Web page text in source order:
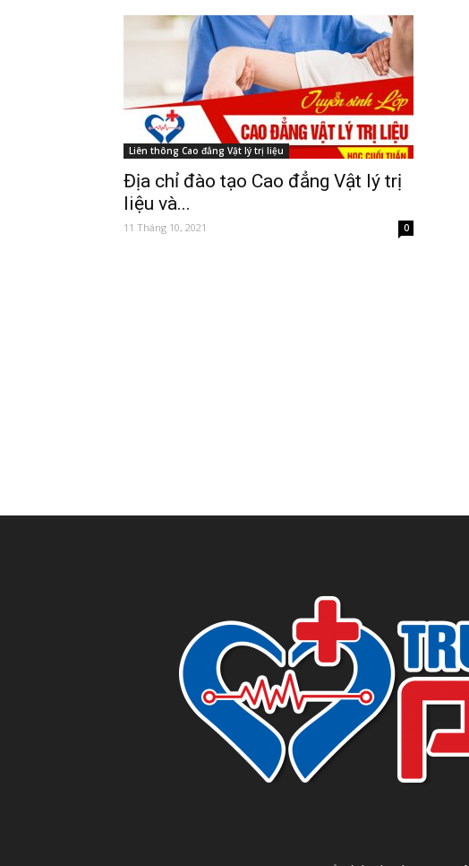
Liên thông Cao đẳng Vật lý trị liệu
Địa chỉ đào tạo Cao đẳng Vật lý trị
liệu và...
11 Tháng 10, 2021 0